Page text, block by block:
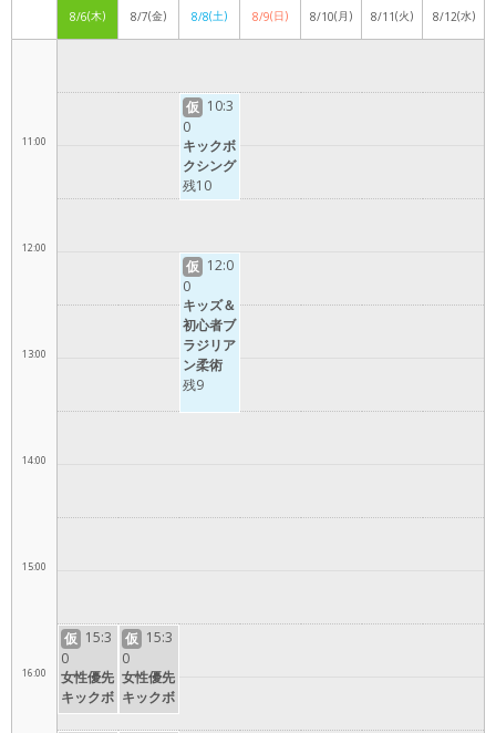
8/6(木) 8/7(金) 8/8(土) 8/9(日) 8/10(月) 8/11(火) 8/12(水)
11:00
12:00
13:00
14:00
15:00
16:00
仮 15:3
0
女性優先
キックボ
クシング
仮 15:3
0
女性優先
キックボ
クシング
仮 10:3
0
キックボ
クシング
残10
仮 12:0
0
キッズ＆
初心者ブ
ラジリア
ン柔術
残9